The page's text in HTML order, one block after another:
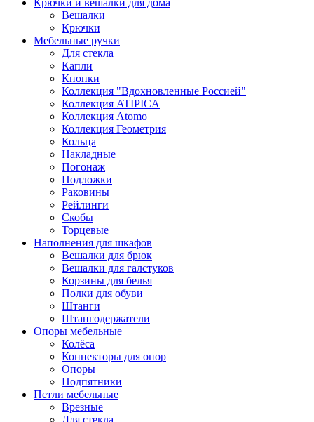
Вешалки
Крючки
Мебельные ручки
Для стекла
Капли
Кнопки
Коллекция "Вдохновленные Россией"
Коллекция ATIPICA
Коллекция Atomo
Коллекция Геометрия
Кольца
Накладные
Погонаж
Подложки
Раковины
Рейлинги
Скобы
Торцевые
Наполнения для шкафов
Вешалки для брюк
Вешалки для галстуков
Корзины для белья
Полки для обуви
Штанги
Штангодержатели
Опоры мебельные
Колёса
Коннекторы для опор
Опоры
Подпятники
Петли мебельные
Врезные
Для стекла